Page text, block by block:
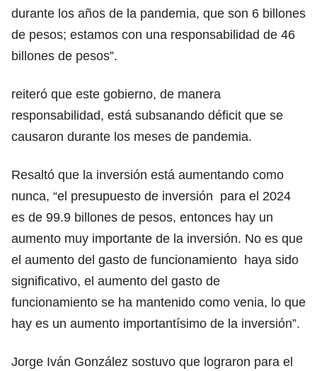
durante los años de la pandemia, que son 6 billones
de pesos; estamos con una responsabilidad de 46
billones de pesos”.
reiteró que este gobierno, de manera
responsabilidad, está subsanando déficit que se
causaron durante los meses de pandemia.
Resaltó que la inversión está aumentando como
nunca, “el presupuesto de inversión para el 2024
es de 99.9 billones de pesos, entonces hay un
aumento muy importante de la inversión. No es que
el aumento del gasto de funcionamiento haya sido
significativo, el aumento del gasto de
funcionamiento se ha mantenido como venia, lo que
hay es un aumento importantísimo de la inversión”.
Jorge Iván González sostuvo que lograron para el